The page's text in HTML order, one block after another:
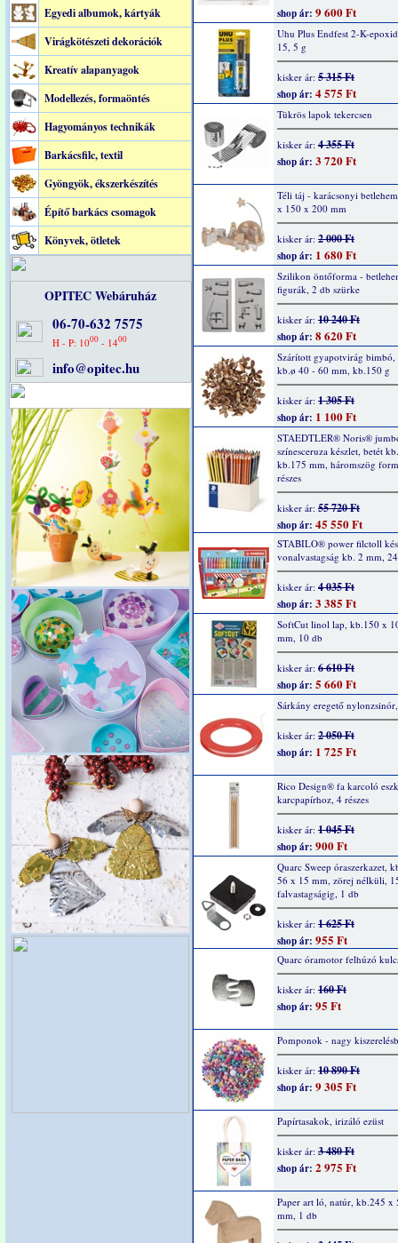
Egyedi albumok, kártyák
Virágkötészeti dekorációk
Kreatív alapanyagok
Modellezés, formaöntés
Hagyományos technikák
Barkácsfilc, textil
Gyöngyök, ékszerkészítés
Építő barkács csomagok
Könyvek, ötletek
OPITEC Webáruház
06-70-632 7575
H - P: 1000- 1400
info@opitec.hu
shop ár: 9 600 Ft
Uhu Plus Endfest 2-K-
15, 5 g
kisker ár: 5 315 Ft
shop ár: 4 575 Ft
Tükrös lapok tekercsen
kisker ár: 4 355 Ft
shop ár: 3 720 Ft
Téli táj - karácsonyi
x 150 x 200 mm
kisker ár: 2 000 Ft
shop ár: 1 680 Ft
Szilikon öntőforma -
figurák, 2 db szürke
kisker ár: 10 240 Ft
shop ár: 8 620 Ft
Szárított gyapotvirág bimbó,
kb.ø 40 - 60 mm, kb.150 g
kisker ár: 1 305 Ft
shop ár: 1 100 Ft
STAEDTLER® Noris®
színesceruza készlet, betét
kb.175 mm, háromszög
részes
kisker ár: 55 720 Ft
shop ár: 45 550 Ft
STABILO® power filctoll
vonalvastagság kb. 2 mm,
kisker ár: 4 035 Ft
shop ár: 3 385 Ft
SoftCut linol lap, kb.150 x
mm, 10 db
kisker ár: 6 610 Ft
shop ár: 5 660 Ft
Sárkány eregető
kisker ár: 2 050 Ft
shop ár: 1 725 Ft
Rico Design® fa karcoló
karcpapírhoz, 4 részes
kisker ár: 1 045 Ft
shop ár: 900 Ft
Quarc Sweep óraszerkazet,
56 x 15 mm, zörej nélküli,
falvastagságig, 1 db
kisker ár: 1 625 Ft
shop ár: 955 Ft
Quarc óramotor felhúzó
kisker ár: 160 Ft
shop ár: 95 Ft
Pomponok - nagy
kisker ár: 10 890 Ft
shop ár: 9 305 Ft
Papírtasakok, irizáló ezüst
kisker ár: 3 480 Ft
shop ár: 2 975 Ft
Paper art ló, natúr, kb.245 x
mm, 1 db